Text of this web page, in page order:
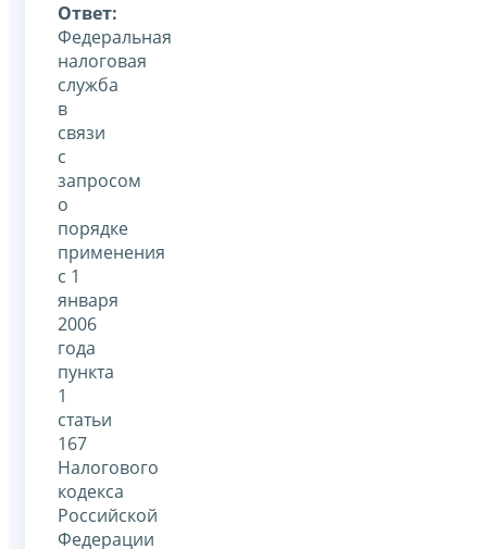
Ответ:
Федеральная
налоговая
служба
в
связи
с
запросом
о
порядке
применения
с 1
января
2006
года
пункта
1
статьи
167
Налогового
кодекса
Российской
Федерации